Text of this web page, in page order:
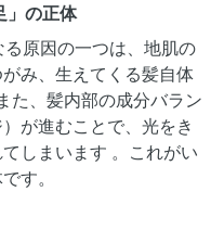
」の正体
原因の一つは、地肌の
み、生えてくる髪自体
た、髪内部の成分バラン
が進むことで、光をき
しまいます 。これがい
す。